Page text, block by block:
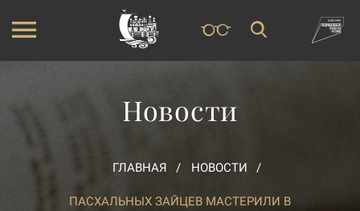
Новости
ГЛАВНАЯ НОВОСТИ
ПАСХАЛЬНЫХ ЗАЙЦЕВ МАСТЕРИЛИ В